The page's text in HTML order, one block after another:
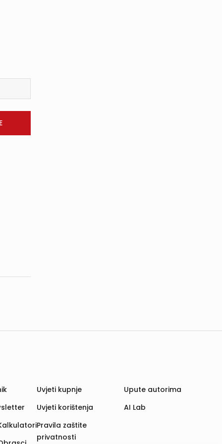
Uvjeti kupnje
Uvjeti korištenja
Pravila zaštite
privatnosti
Upute autorima
AI Lab